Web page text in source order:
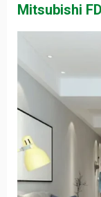
Mitsubishi